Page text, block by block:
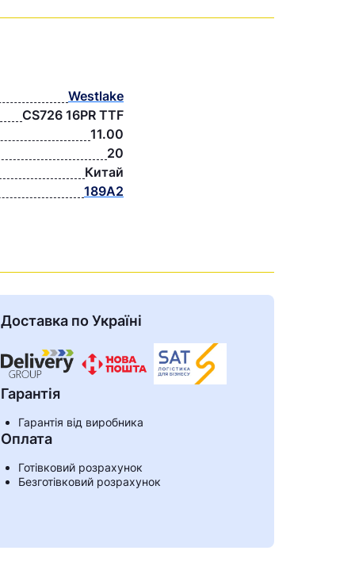
Westlake
CS726 16PR TTF
11.00
20
Китай
189A2
Доставка по Україні
Гарантія
Гарантія від виробника
Оплата
Готівковий розрахунок
Безготівковий розрахунок